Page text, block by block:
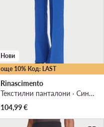
още 10% Код: LAST
Нови
Rinascimento
Текстилни панталони · Син · Regular Fit
104,99€